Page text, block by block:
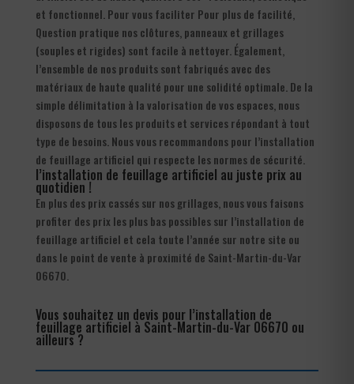
et fonctionnel. Pour vous faciliter Pour plus de facilité,
Question pratique nos clôtures, panneaux et grillages
(souples et rigides) sont facile à nettoyer. Également,
l’ensemble de nos produits sont fabriqués avec des
matériaux de haute qualité pour une solidité optimale. De la
simple délimitation à la valorisation de vos espaces, nous
disposons de tous les produits et services répondant à tout
type de besoins. Nous vous recommandons pour l’installation
de feuillage artificiel qui respecte les normes de sécurité.
l’installation de feuillage artificiel au juste prix au
quotidien !
En plus des prix cassés sur nos grillages, nous vous faisons
profiter des prix les plus bas possibles sur l’installation de
feuillage artificiel et cela toute l’année sur notre site ou
dans le point de vente à proximité de Saint-Martin-du-Var
06670.
Vous souhaitez un devis pour l’installation de
feuillage artificiel à Saint-Martin-du-Var 06670 ou
ailleurs ?